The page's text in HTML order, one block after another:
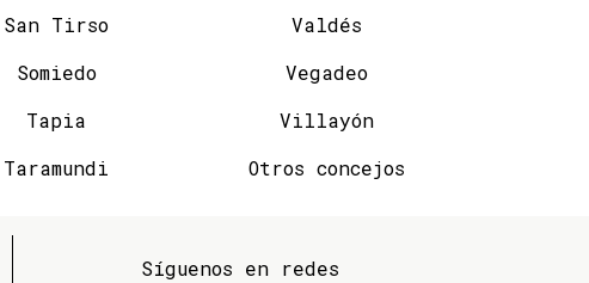
San Tirso
Somiedo
Tapia
Taramundi
Valdés
Vegadeo
Villayón
Otros concejos
Síguenos en redes